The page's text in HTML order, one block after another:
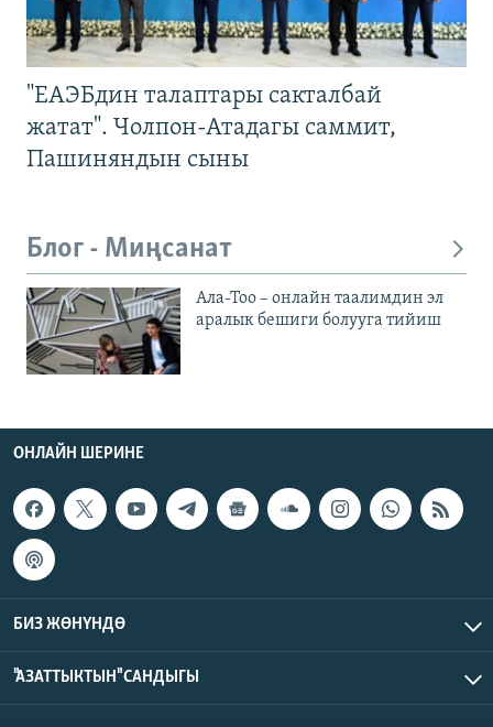
"ЕАЭБдин талаптары сакталбай
жатат". Чолпон-Атадагы саммит,
Пашиняндын сыны
Блог - Миңсанат
Ала-Тоо – онлайн таалимдин эл
аралык бешиги болууга тийиш
ОНЛАЙН ШЕРИНЕ
БИЗ ЖӨНҮНДӨ
"АЗАТТЫКТЫН" САНДЫГЫ